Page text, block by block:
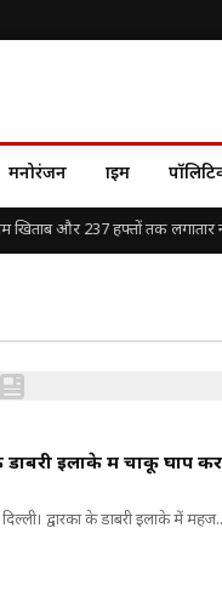
मनोरंजन क्राइम
खिताब और 237 हफ्तों तक
इलाके में चाकू घोंप कर
द्वारका के डाबरी इलाके में